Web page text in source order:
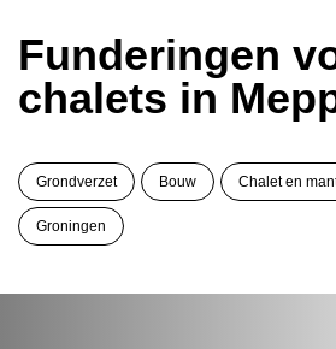
Funderingen
chalets in
Grondverzet Bouw Chalet en
Groningen